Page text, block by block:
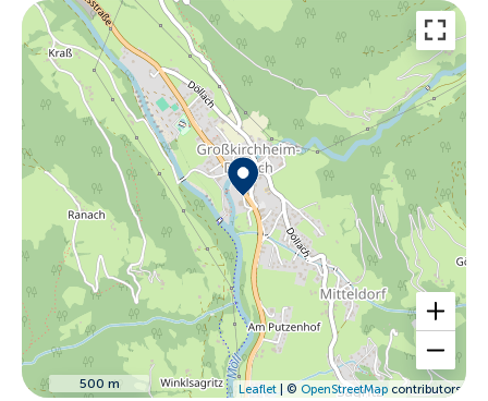
500 m Leaflet| © OpenStreetMapcontributors